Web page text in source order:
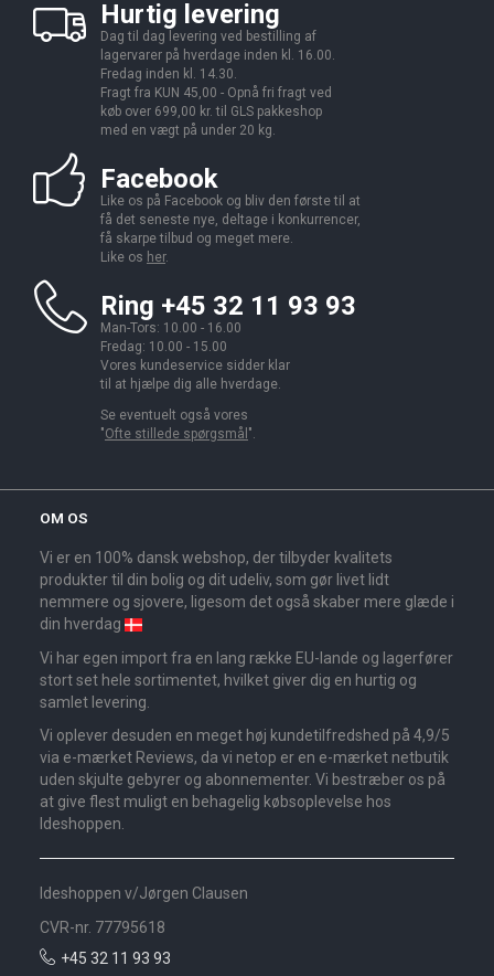
Hurtig levering
Dag til dag levering ved bestilling af
lagervarer på hverdage inden kl. 16.00.
Fredag inden kl. 14.30.
Fragt fra KUN 45,00 - Opnå fri fragt ved
køb over 699,00 kr. til GLS pakkeshop
med en vægt på under 20 kg.
Facebook
Like os på Facebook og bliv den første til at
få det seneste nye, deltage i konkurrencer,
få skarpe tilbud og meget mere.
Like os her.
Ring +45 32 11 93 93
Man-Tors: 10.00 - 16.00
Fredag: 10.00 - 15.00
Vores kundeservice sidder klar
til at hjælpe dig alle hverdage.
Se eventuelt også vores
"Ofte stillede spørgsmål ".
OM OS
Vi er en 100% dansk webshop, der tilbyder kvalitets
produkter til din bolig og dit udeliv, som gør livet lidt
nemmere og sjovere, ligesom det også skaber mere glæde i
din hverdag
Vi har egen import fra en lang række EU-lande og lagerfører
stort set hele sortimentet, hvilket giver dig en hurtig og
samlet levering.
Vi oplever desuden en meget høj kundetilfredshed på 4,9/5
via e-mærket Reviews, da vi netop er en e-mærket netbutik
uden skjulte gebyrer og abonnementer. Vi bestræber os på
at give flest muligt en behagelig købsoplevelse hos
Ideshoppen.
Ideshoppen v/Jørgen Clausen
CVR-nr. 77795618
+45 32 11 93 93